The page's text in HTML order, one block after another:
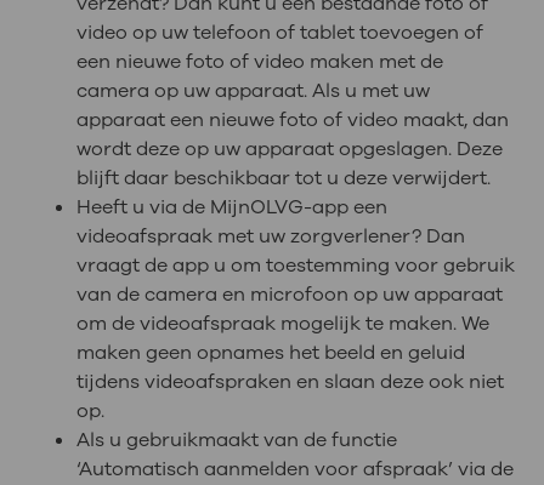
video op uw telefoon of tablet toevoegen of
een nieuwe foto of video maken met de
camera op uw apparaat. Als u met uw
apparaat een nieuwe foto of video maakt, dan
wordt deze op uw apparaat opgeslagen. Deze
blijft daar beschikbaar tot u deze verwijdert.
Heeft u via de MijnOLVG-app een
videoafspraak met uw zorgverlener? Dan
vraagt de app u om toestemming voor gebruik
van de camera en microfoon op uw apparaat
om de videoafspraak mogelijk te maken. We
maken geen opnames het beeld en geluid
tijdens videoafspraken en slaan deze ook niet
op.
Als u gebruikmaakt van de functie
‘Automatisch aanmelden voor afspraak’ via de